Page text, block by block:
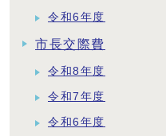
令和6年度
市長交際費
令和8年度
令和7年度
令和6年度